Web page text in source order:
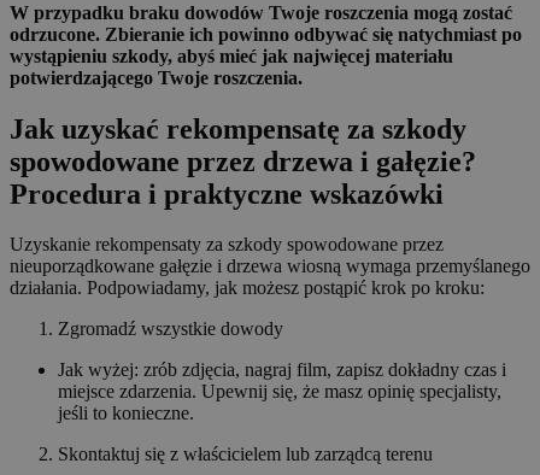
W przypadku braku dowodów Twoje roszczenia mogą zostać
odrzucone. Zbieranie ich powinno odbywać się natychmiast po
wystąpieniu szkody, abyś mieć jak najwięcej materiału
potwierdzającego Twoje roszczenia.
Jak uzyskać rekompensatę za szkody
spowodowane przez drzewa i gałęzie?
Procedura i praktyczne wskazówki
Uzyskanie rekompensaty za szkody spowodowane przez
nieuporządkowane gałęzie i drzewa wiosną wymaga przemyślanego
działania. Podpowiadamy, jak możesz postąpić krok po kroku:
Zgromadź wszystkie dowody
Jak wyżej: zrób zdjęcia, nagraj film, zapisz dokładny czas i
miejsce zdarzenia. Upewnij się, że masz opinię specjalisty,
jeśli to konieczne.
Skontaktuj się z właścicielem lub zarządcą terenu